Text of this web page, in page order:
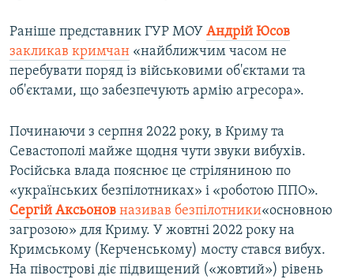
Раніше представник ГУР МОУ Андрій Юсов
закликав кримчан «найближчим часом не
перебувати поряд із військовими об'єктами та
об'єктами, що забезпечують армію агресора».
Починаючи з серпня 2022 року, в Криму та
Севастополі майже щодня чути звуки вибухів.
Російська влада пояснює це стріляниною по
«українських безпілотниках» і «роботою ППО».
Сергій Аксьонов називав безпілотники«основною
загрозою» для Криму. У жовтні 2022 року на
Кримському (Керченському) мосту стався вибух.
На півострові діє підвищений («жовтий») рівень